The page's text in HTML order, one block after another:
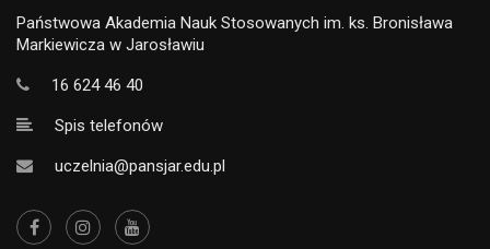
Państwowa Akademia Nauk Stosowanych im. ks. Bronisława
Markiewicza w Jarosławiu
16 624 46 40
Spis telefonów
uczelnia@pansjar.edu.pl